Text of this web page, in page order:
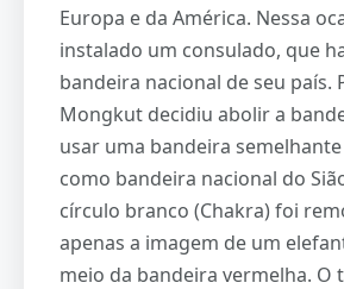
Europa e da América. Nessa
instalado um consulado, que
bandeira nacional de seu país.
Mongkut decidiu abolir a
usar uma bandeira semelhante
como bandeira nacional do
círculo branco (Chakra) foi
apenas a imagem de um
meio da bandeira vermelha. O